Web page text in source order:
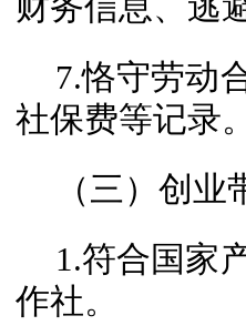
7.恪守劳动
社保费等记录。
（三）创
1.符合国家
作社。